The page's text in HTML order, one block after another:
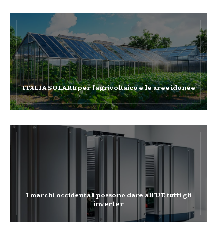
ITALIA SOLARE per l’agrivoltaico e le aree idonee
I marchi occidentali possono dare all’UE tutti gli
inverter